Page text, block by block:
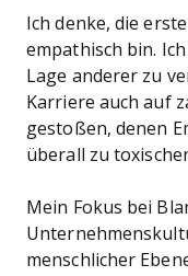
Ich denke, die
empathisch bin.
Lage anderer zu
Karriere auch auf
gestoßen, denen
überall zu
Mein Fokus bei
menschlicher